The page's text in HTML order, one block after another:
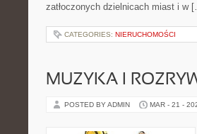
zatłoczonych dzielnicach miast i w
CATEGORIES: NIERUCHOMOŚCI
MUZYKA I
POSTED BY ADMIN MAR - 21 -